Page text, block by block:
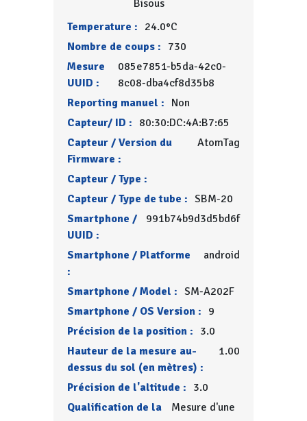
Bisous
Temperature : 24.0°C
Nombre de coups : 730
Mesure
UUID :
085e7851-b5da-42c0-
8c08-dba4cf8d35b8
Reporting manuel : Non
Capteur/ ID : 80:30:DC:4A:B7:65
Capteur / Version du
Firmware :
AtomTag
Capteur / Type :
Capteur / Type de tube : SBM-20
Smartphone /
UUID :
991b74b9d3d5bd6f
Smartphone / Platforme
:
android
Smartphone / Model : SM-A202F
Smartphone / OS Version : 9
Précision de la position : 3.0
Hauteur de la mesure au-
dessus du sol (en mètres) :
1.00
Précision de l'altitude : 3.0
Qualification de la
Mesure d'une